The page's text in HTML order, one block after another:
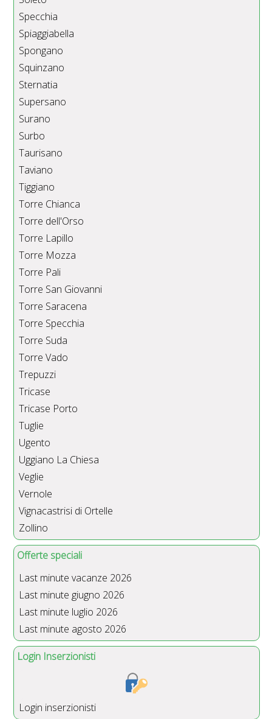
Specchia
Spiaggiabella
Spongano
Squinzano
Sternatia
Supersano
Surano
Surbo
Taurisano
Taviano
Tiggiano
Torre Chianca
Torre dell'Orso
Torre Lapillo
Torre Mozza
Torre Pali
Torre San Giovanni
Torre Saracena
Torre Specchia
Torre Suda
Torre Vado
Trepuzzi
Tricase
Tricase Porto
Tuglie
Ugento
Uggiano La Chiesa
Veglie
Vernole
Vignacastrisi di Ortelle
Zollino
Offerte speciali
Last minute vacanze 2026
Last minute giugno 2026
Last minute luglio 2026
Last minute agosto 2026
Login Inserzionisti
Login inserzionisti